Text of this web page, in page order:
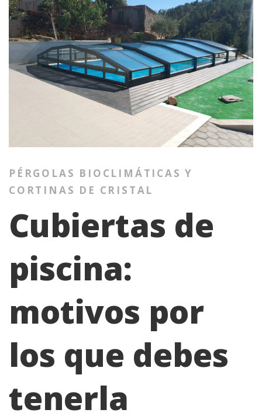
PÉRGOLAS BIOCLIMÁTICAS Y
CORTINAS DE CRISTAL
Cubiertas de
piscina:
motivos por
los que debes
tenerla